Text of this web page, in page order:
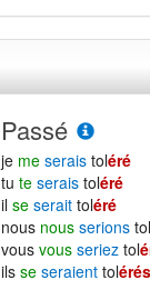
Passé
je meserais toléré
tuteserais toléré
ilseserait toléré
nous nousserions
vousvousseriez tol
ilsseseraient tolérés